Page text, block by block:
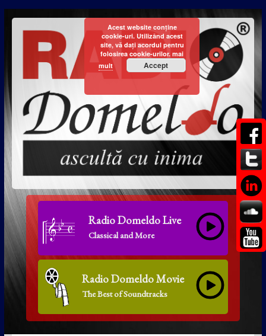
Radio Domeldo Live
Classical and More
Radio Domeldo Movie
The Best of Soundtracks
Acest website conține
cookie-uri. Utilizând acest
site, vă dați acordul pentru
folosirea cookie-urilor. mai
mult
Accept